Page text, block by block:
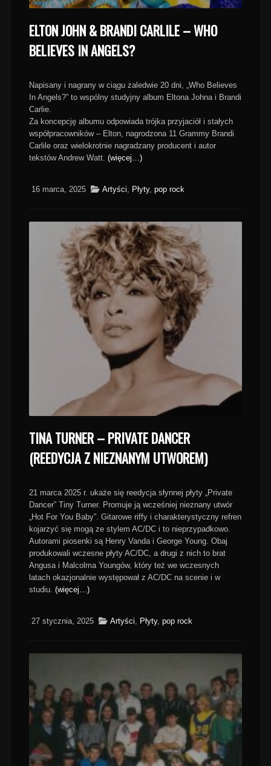
ELTON JOHN & BRANDI CARLILE – WHO
BELIEVES IN ANGELS?
Napisany i nagrany w ciągu zaledwie 20 dni, „Who Believes
In Angels?” to wspólny studyjny album Eltona Johna i Brandi
Carlie.
Za koncepcję albumu odpowiada trójka przyjaciół i stałych
współpracowników – Elton, nagrodzona 11 Grammy Brandi
Carlile oraz wielokrotnie nagradzany producent i autor
tekstów Andrew Watt. (więcej…)
16 marca, 2025 Artyści Płyty, pop rock
TINA TURNER – PRIVATE DANCER
(REEDYCJA Z NIEZNANYM UTWOREM)
21 marca 2025 r. ukaże się reedycja słynnej płyty „Private
Dancer” Tiny Turner. Promuje ją wcześniej nieznany utwór
„Hot For You Baby”. Gitarowe riffy i charakterystyczny refren
kojarzyć się mogą ze stylem AC/DC i to nieprzypadkowo.
Autorami piosenki są Henry Vanda i George Young. Obaj
produkowali wczesne płyty AC/DC, a drugi z nich to brat
Angusa i Malcolma Youngów, który też we wczesnych
latach okazjonalnie występował z AC/DC na scenie i w
studiu. (więcej…)
27 stycznia, 2025 Artyści Płyty, pop rock